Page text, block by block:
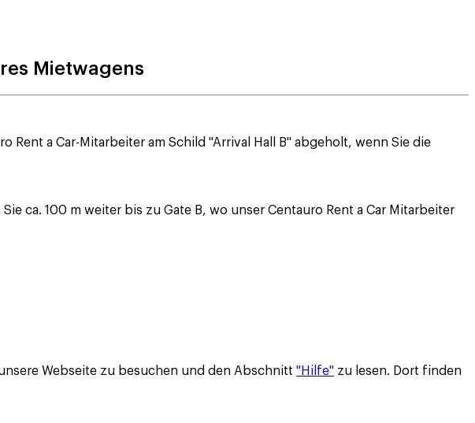
Mietwagens
Rent a Car-Mitarbeiter am Schild "Arrival Hall B" abgeholt, wenn Sie die
ca. 100 m weiter bis zu Gate B, wo unser Centauro Rent a Car Mitarbeiter
Webseite zu besuchen und den Abschnitt "Hilfe" zu lesen. Dort finden